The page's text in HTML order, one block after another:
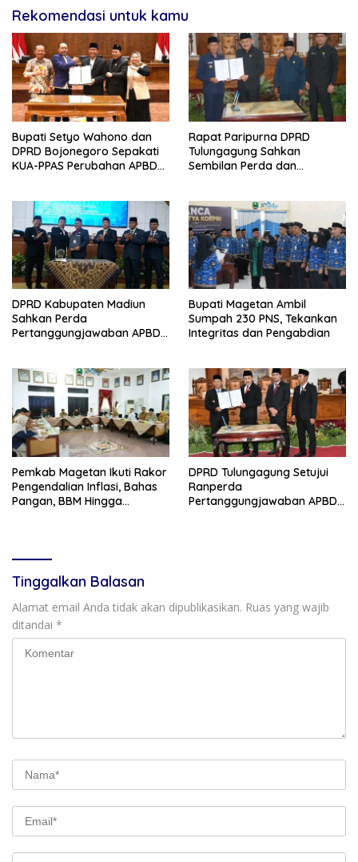
Rekomendasi untuk kamu
Bupati Setyo Wahono dan
DPRD Bojonegoro Sepakati
KUA-PPAS Perubahan APBD
Rapat Paripurna DPRD
Tulungagung Sahkan
Sembilan Perda dan
DPRD Kabupaten Madiun
Sahkan Perda
Pertanggungjawaban APBD
Bupati Magetan Ambil
Sumpah 230 PNS, Tekankan
Integritas dan Pengabdian
Pemkab Magetan Ikuti Rakor
Pengendalian Inflasi, Bahas
Pangan, BBM Hingga
DPRD Tulungagung Setujui
Ranperda
Pertanggungjawaban APBD
Tinggalkan Balasan
Alamat email Anda tidak akan dipublikasikan. Ruas yang wajib
ditandai *